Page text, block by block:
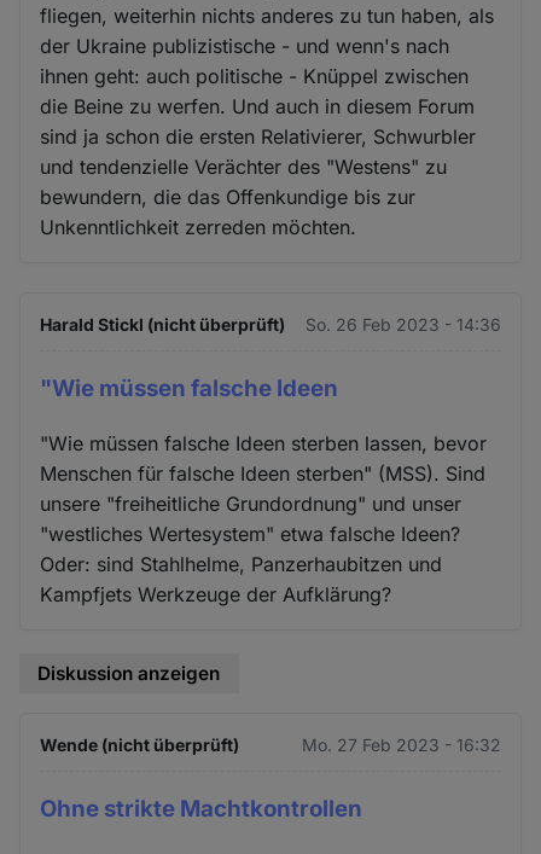
fliegen, weiterhin nichts anderes zu tun haben, als
der Ukraine publizistische - und wenn's nach
ihnen geht: auch politische - Knüppel zwischen
die Beine zu werfen. Und auch in diesem Forum
sind ja schon die ersten Relativierer, Schwurbler
und tendenzielle Verächter des "Westens" zu
bewundern, die das Offenkundige bis zur
Unkenntlichkeit zerreden möchten.
Harald Stickl (nicht überprüft) So. 26 Feb 2023 - 14:36
"Wie müssen falsche Ideen
"Wie müssen falsche Ideen sterben lassen, bevor
Menschen für falsche Ideen sterben" (MSS). Sind
unsere "freiheitliche Grundordnung" und unser
"westliches Wertesystem" etwa falsche Ideen?
Oder: sind Stahlhelme, Panzerhaubitzen und
Kampfjets Werkzeuge der Aufklärung?
Diskussion anzeigen
Wende (nicht überprüft) Mo. 27 Feb 2023 - 16:32
Ohne strikte Machtkontrollen